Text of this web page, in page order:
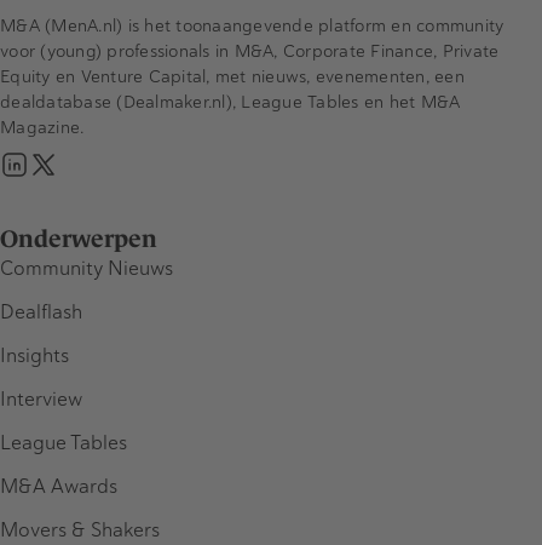
Onderwerpen
Community Nieuws
Dealflash
Insights
Interview
League Tables
M&A Awards
Movers & Shakers
M&A (MenA.nl) is het toonaangevende platform en community
voor (young) professionals in M&A, Corporate Finance, Private
Equity en Venture Capital, met nieuws, evenementen, een
dealdatabase (Dealmaker.nl), League Tables en het M&A
Magazine.